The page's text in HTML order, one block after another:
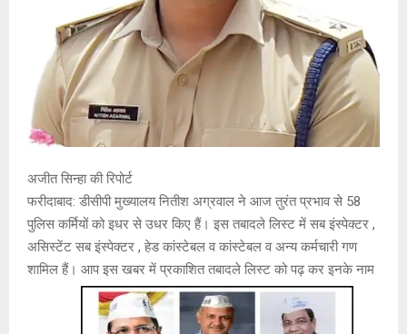
अजीत सिन्हा की रिपोर्ट
फरीदाबाद: डीसीपी मुख्यालय नितीश अग्रवाल ने आज तुरंत प्रभाव से 58
पुलिस कर्मियों को इधर से उधर किए हैं। इस तबादले लिस्ट में सब इंस्पेक्टर ,
असिस्टेंट सब इंस्पेक्टर , हेड कांस्टेबल व कांस्टेबल व अन्य कर्मचारी गण
शामिल हैं। आप इस खबर में प्रकाशित तबादले लिस्ट को पढ़ कर इनके नाम